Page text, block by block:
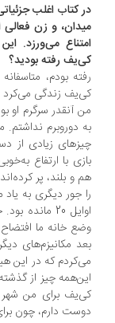
کتاب اغلب جزئیاتی از
و زن فعالی از
می‌ورزد. این
رفته بودید؟
بودم، متاسفانه به
زندگی می‌کرد و من
آنقدر سرگرم او بودم
دوروبرم نداشتم. من
زیادی از دست
با ارتفاع به‌خوبی
و بلند، پر کرده‌اند، و
اوایل 20 مانده
خانه ما افتضاح
مکانیزم‌های دیگری
که در این هیچ
چیز از گذشته من
برای من شهر
دارم، چون برای من